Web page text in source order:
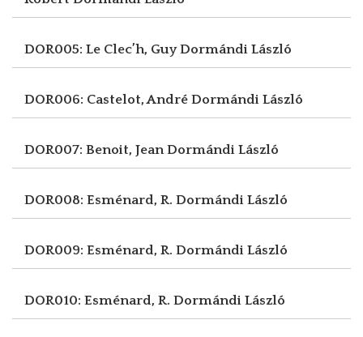
DOR005: Le Clec’h, GuyDormándi László
DOR006: Castelot, André Dormándi László
DOR007: Benoit, JeanDormándi László
DOR008: Esménard, R. Dormándi László
DOR009: Esménard, R. Dormándi László
DOR010: Esménard, R. Dormándi László